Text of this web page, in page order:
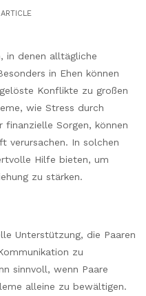
ARTICLE
in denen alltägliche
in Ehen können
Konflikte zu großen
wie Stress durch
finanzielle Sorgen, können
verursachen. In solchen
Hilfe bieten, um
zu stärken.
Unterstützung, die Paaren
zu
sinnvoll, wenn Paare
alleine zu bewältigen.